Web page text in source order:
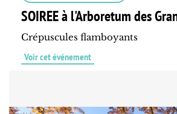
SOIREE à l'Arboretum des
Crépuscules flamboyants
Voir cet événement